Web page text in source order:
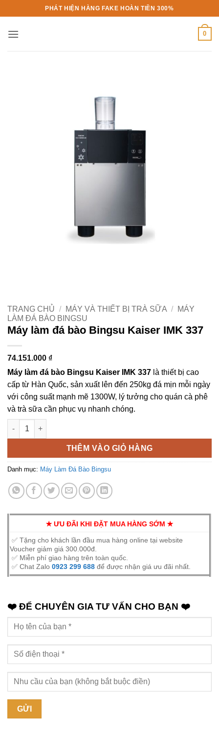
qua
nội
PHÁT HIỆN HÀNG FAKE HOÀN TIỀN 300%
0
TRANG CHỦ / MÁY VÀ THIẾT BỊ TRÀ SỮA /
MÁY
LÀM ĐÁ BÀO BINGSU
Máy làm đá bào Bingsu Kaiser IMK 337
74.151.000 ₫
Máy làm đá bào Bingsu Kaiser IMK 337 là thiết bị cao
cấp từ Hàn Quốc, sản xuất lên đến 250kg đá mịn mỗi ngày
với công suất mạnh mẽ 1300W, lý tưởng cho quán cà phê
và trà sữa cần phục vụ nhanh chóng.
Máy làm đá bào Bingsu Kaiser IMK 337 số lượng
THÊM VÀO GIỎ HÀNG
Danh mục: Máy Làm Đá Bào Bingsu
✭ ƯU ĐÃI KHI ĐẶT MUA HÀNG SỚM ✭
✅ Tặng cho khách lần đầu mua hàng online tại website
Voucher giảm giá 300.000đ.
✅ Miễn phí giao hàng trên toàn quốc.
✅ Chat Zalo 0923 299 688 để được nhận giá ưu đãi nhất.
❤️ ĐỂ CHUYÊN GIA TƯ VẤN CHO BẠN ❤️